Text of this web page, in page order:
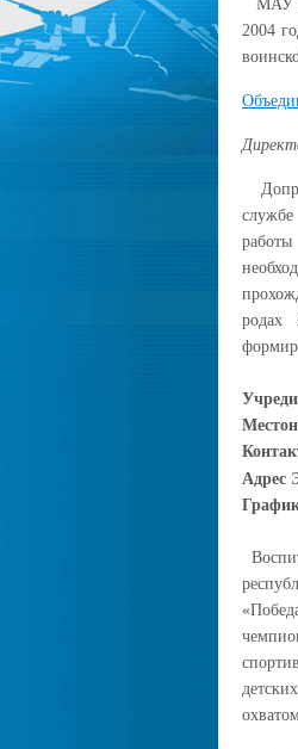
МАУ
2004
родах
Адрес